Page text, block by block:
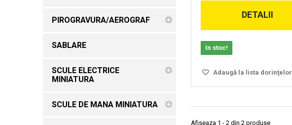
PIROGRAVURA/AEROGRAF
SABLARE
SCULE ELECTRICE
MINIATURA
SCULE DE MANA MINIATURA
DETALII
In stoc!
Adaugă la lista dorinţelor
Afiseaza 1 - 2 din 2 produse